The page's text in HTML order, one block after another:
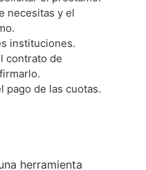
necesitas y el
instituciones.
contrato de
pago de las cuotas.
herramienta